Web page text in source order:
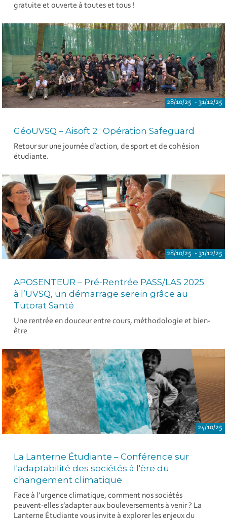
gratuite et ouverte à toutes et tous !
28/10/25 - 31/12/25
GéoUVSQ – Aisoft 2 : Opération Safeguard
Retour sur une journée d’action, de sport et de cohésion
étudiante.
28/10/25 - 31/12/25
APOSENTEUR – Pré-Rentrée PASS/LAS 2025 :
à l’UVSQ, un démarrage serein grâce au
Tutorat Santé
Une rentrée en douceur entre cours, méthodologie et bien-
être
24/10/25
La Lanterne Étudiante – Conférence sur
l'adaptabilité des sociétés à l'ère du
changement climatique
Face à l’urgence climatique, comment nos sociétés
peuvent-elles s’adapter aux bouleversements à venir ? La
Lanterne Étudiante vous invite à explorer les enjeux du